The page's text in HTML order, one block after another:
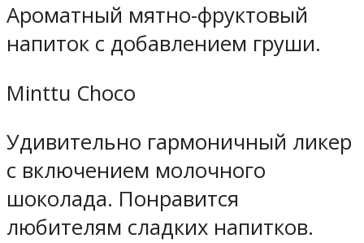
Ароматный мятно-фруктовый
напиток с добавлением груши.
Minttu Choco
Удивительно гармоничный ликер
с включением молочного
шоколада. Понравится
любителям сладких напитков.